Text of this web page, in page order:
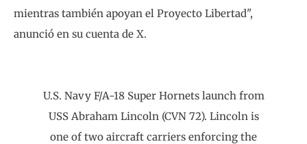
mientras también apoyan el Proyecto Libertad",
anunció en su cuenta de X.
U.S. Navy F/A-18 Super Hornets launch from
USS Abraham Lincoln (CVN 72). Lincoln is
one of two aircraft carriers enforcing the